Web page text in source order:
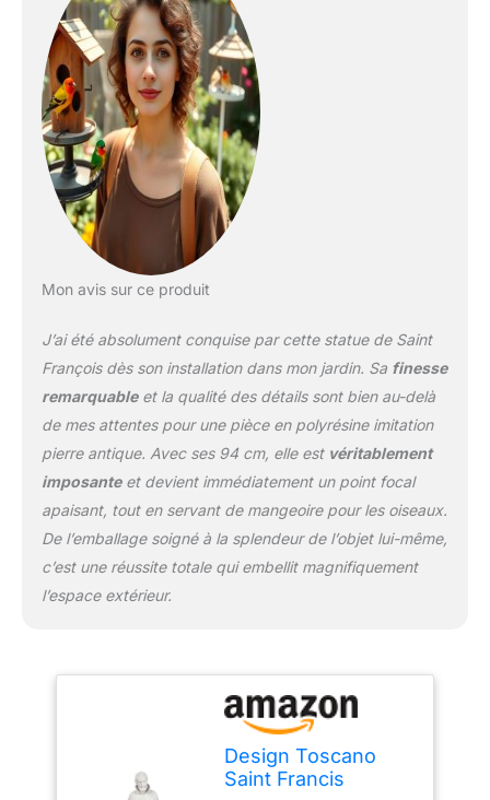
de Saint-François sera
un point attractif dans
votre jardin, mais elle
pourra aussi servir de
mangeoire lorsque vous
ajouterez des graines
d’oiseaux à son bol
généreux SCULPTURES
DE HAUTE QUALITÉ -
Moulés à la main avec de
recouverte d'un fini blanc
antique résistant aux UV
FIGURINES DE DESIGN
marque Design Toscano,
cette figurine de saint
François d'Assise
constitue un point
attractif spirituel pour
votre maison ou votre
jardin extérieur Notre
Mon avis sur ce produit
J’ai été absolument conquise par cette statue de Saint
François dès son installation dans mon jardin. Sa finesse
remarquableet la qualité des détails sont bien au-delà
de mes attentes pour une pièce en polyrésine imitation
pierre antique. Avec ses 94 cm, elle est véritablement
imposanteet devient immédiatement un point focal
apaisant, tout en servant de mangeoire pour les oiseaux.
De l’emballage soigné à la splendeur de l’objet lui-même,
c’est une réussite totale qui embellit magnifiquement
l’espace extérieur.
Design Toscano
Saint Francis